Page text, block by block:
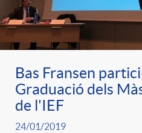
Bas Fransen
Graduació dels
de l'IEF
24/01/2019